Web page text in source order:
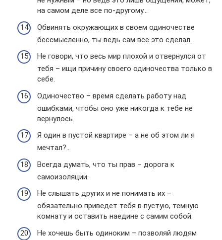
на самом деле все по-другому…
Обвинять окружающих в своем одиночестве
бессмысленно, ты ведь сам все это сделал.
Не говори, что весь мир плохой и отвернулся от
тебя – ищи причину своего одиночества только в
себе.
Одиночество – время сделать работу над
ошибками, чтобы оно уже никогда к тебе не
вернулось.
Я один в пустой квартире – а не об этом ли я
мечтал?..
Всегда думать, что ты прав – дорога к
самоизоляции.
Не слышать других и не понимать их –
обязательно приведет тебя в пустую, темную
комнату и оставить наедине с самим собой.
Не хочешь быть одиноким – позволяй людям